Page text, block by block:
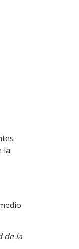
la
de la